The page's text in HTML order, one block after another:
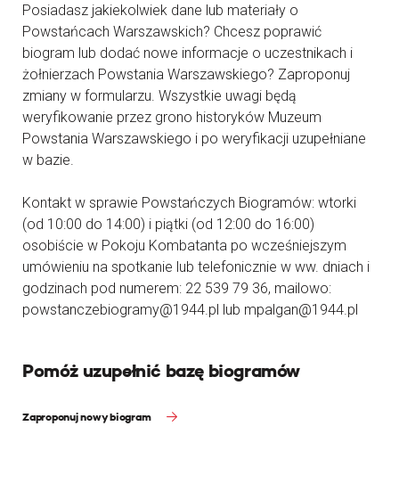
Posiadasz jakiekolwiek dane lub materiały o
Powstańcach Warszawskich? Chcesz poprawić
biogram lub dodać nowe informacje o uczestnikach i
żołnierzach Powstania Warszawskiego? Zaproponuj
zmiany w formularzu. Wszystkie uwagi będą
weryfikowanie przez grono historyków Muzeum
Powstania Warszawskiego i po weryfikacji uzupełniane
w bazie.
Kontakt w sprawie Powstańczych Biogramów: wtorki
(od 10:00 do 14:00) i piątki (od 12:00 do 16:00)
osobiście w Pokoju Kombatanta po wcześniejszym
umówieniu na spotkanie lub telefonicznie w ww. dniach i
godzinach pod numerem: 22 539 79 36, mailowo:
powstanczebiogramy@1944.pl lub mpalgan@1944.pl
Pomóż uzupełnić bazę biogramów
Zaproponuj nowy biogram